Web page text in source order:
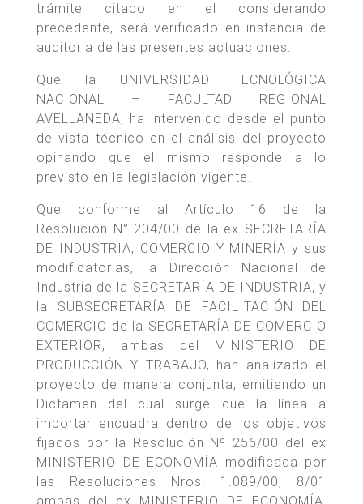
trámite citado en el considerando
precedente, será verificado en instancia de
auditoria de las presentes actuaciones.
Que la UNIVERSIDAD TECNOLÓGICA
NACIONAL – FACULTAD REGIONAL
AVELLANEDA, ha intervenido desde el punto
de vista técnico en el análisis del proyecto
opinando que el mismo responde a lo
previsto en la legislación vigente.
Que conforme al Artículo 16 de la
Resolución N° 204/00 de la ex SECRETARÍA
DE INDUSTRIA, COMERCIO Y MINERÍA y sus
modificatorias, la Dirección Nacional de
Industria de la SECRETARÍA DE INDUSTRIA, y
la SUBSECRETARÍA DE FACILITACIÓN DEL
COMERCIO de la SECRETARÍA DE COMERCIO
EXTERIOR, ambas del MINISTERIO DE
PRODUCCIÓN Y TRABAJO, han analizado el
proyecto de manera conjunta, emitiendo un
Dictamen del cual surge que la línea a
importar encuadra dentro de los objetivos
fijados por la Resolución Nº 256/00 del ex
MINISTERIO DE ECONOMÍA modificada por
las Resoluciones Nros. 1.089/00, 8/01